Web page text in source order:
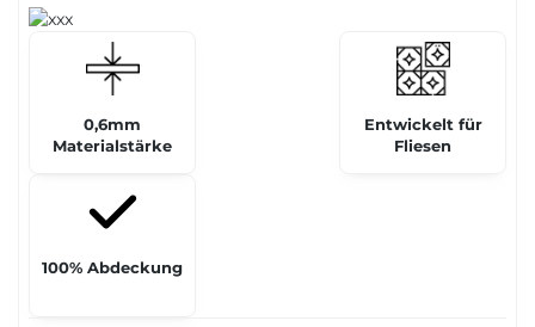
0,6mm
Materialstärke
Entwickelt für
Fliesen
100% Abdeckung